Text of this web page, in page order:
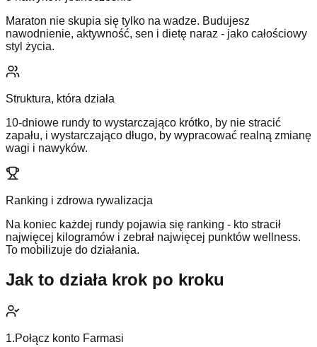
Maraton nie skupia się tylko na wadze. Budujesz
nawodnienie, aktywność, sen i dietę naraz - jako całościowy
styl życia.
Struktura, która działa
10-dniowe rundy to wystarczająco krótko, by nie stracić
zapału, i wystarczająco długo, by wypracować realną zmianę
wagi i nawyków.
Ranking i zdrowa rywalizacja
Na koniec każdej rundy pojawia się ranking - kto stracił
najwięcej kilogramów i zebrał najwięcej punktów wellness.
To mobilizuje do działania.
Jak to działa krok po kroku
1.Połącz konto Farmasi